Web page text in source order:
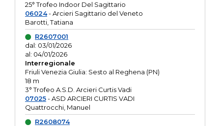
25° Trofeo Indoor Del Sagittario
06024- Arcieri Sagittario del Veneto
Barotti, Tatiana
R2607001
dal: 03/01/2026
al: 04/01/2026
Interregionale
Friuli Venezia Giulia: Sesto al Reghena (PN)
18 m
3° Trofeo A.S.D. Arcieri Curtis Vadi
07025- ASD ARCIERI CURTIS VADI
Quattrocchi, Manuel
R2608074